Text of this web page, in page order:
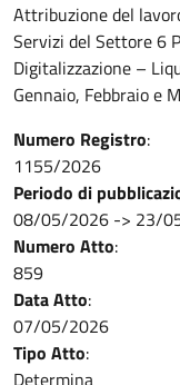
Attribuzione del
Servizi del Settore 6
Digitalizzazione –
Gennaio, Febbraio e
Numero Registro:
1155/2026
Periodo di
08/05/2026 -> 23/
Numero Atto:
859
Data Atto:
07/05/2026
Tipo Atto:
Determina